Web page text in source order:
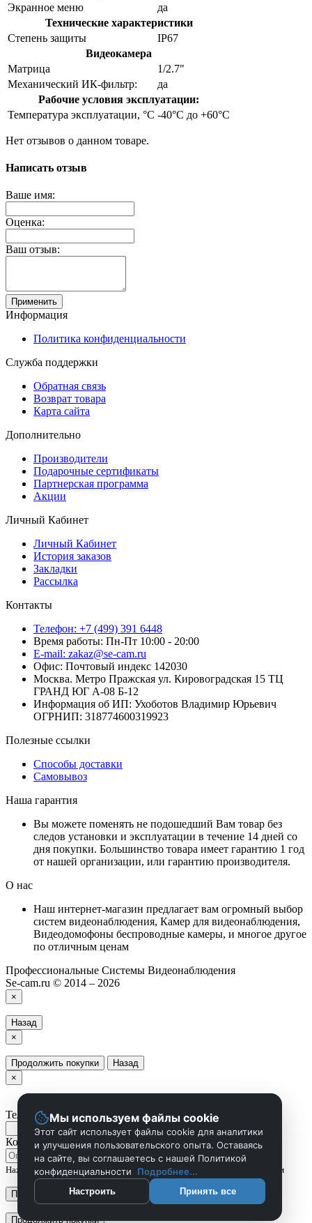
Экранное меню
да
Технические характеристики
Степень защиты
IP67
Видеокамера
Матрица
1/2.7"
Механический ИК-фильтр:
да
Рабочие условия эксплуатации:
Температура эксплуатации, °C -40°С до +60°С
Нет отзывов о данном товаре.
Написать отзыв
Ваше имя:
Оценка:
Ваш отзыв:
Применить
Информация
Политика конфиденциальности
Служба поддержки
Обратная связь
Возврат товара
Карта сайта
Дополнительно
Производители
Подарочные сертификаты
Партнерская программа
Акции
Личный Кабинет
Личный Кабинет
История заказов
Закладки
Рассылка
Контакты
Телефон: +7 (499) 391 6448
Время работы: Пн-Пт 10:00 - 20:00
E-mail: zakaz@se-cam.ru
Офис: Почтовый индекс 142030
Москва. Метро Пражская ул. Кировоградская 15 ТЦ
ГРАНД ЮГ А-08 Б-12
Информация об ИП: Ухоботов Владимир Юрьевич
ОГРНИП: 318774600319923
Полезные ссылки
Способы доставки
Самовывоз
Наша гарантия
Вы можете поменять не подошедший Вам товар без
следов установки и эксплуатации в течение 14 дней со
дня покупки. Большинство товара имеет гарантию 1 год
от нашей организации, или гарантию производителя.
О нас
Наш интернет-магазин предлагает вам огромный выбор
систем видеонаблюдения, Камер для видеонаблюдения,
Видеодомофоны беспроводные камеры, и многое другое
по отличным ценам
Профессиональные Системы Видеонаблюдения
Se-cam.ru © 2014 – 2026
×
Назад
×
Продолжить покупки
Назад
×
Телефон
Комментарий
Нажмите Отправить чтобы сделать запрос, и мы вам скоро перезвоним
Применить
Продолжить покупки
Мы используем файлы cookie
Этот сайт использует файлы cookie для аналитики
и улучшения пользовательского опыта. Оставаясь
на сайте, вы соглашаетесь с нашей Политикой
конфиденциальности
Подробнее...
Настроить Принять все